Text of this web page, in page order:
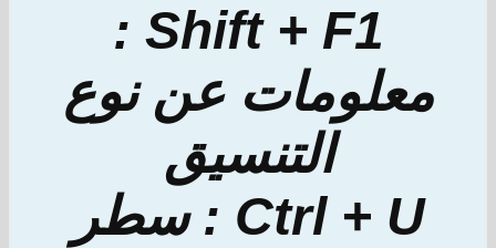
Shift + F1 :
معلومات عن نوع
التنسيق
Ctrl + U : سطر